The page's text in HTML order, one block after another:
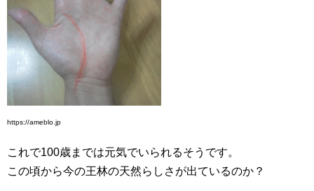
https://ameblo.jp
これで100歳までは元気でいられるそうです。
この頃から今の王林の天然らしさが出ているのか？